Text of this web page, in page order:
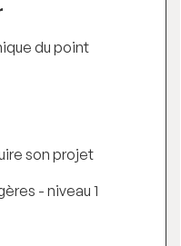
du point
son projet
- niveau 1